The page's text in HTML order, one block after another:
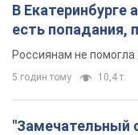
В Екатеринбурге
есть
Россиянам не
5 годин тому 10,4 т.
"Замечательный